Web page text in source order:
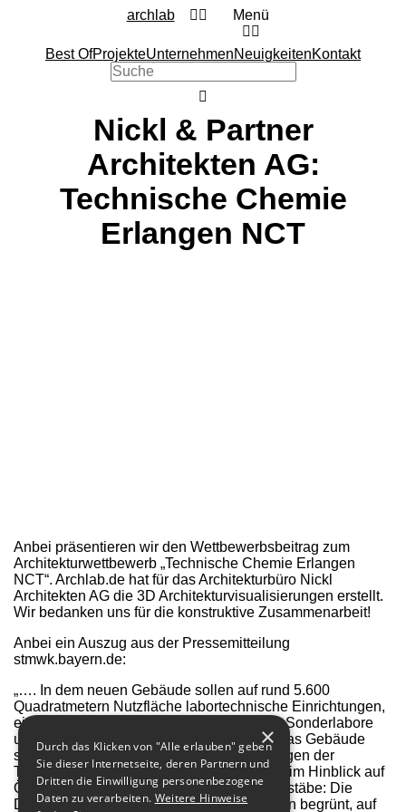
archlab Menü
Best OfProjekteUnternehmenNeuigkeitenKontakt
Nickl & Partner
Architekten AG:
Technische Chemie
Erlangen NCT
Anbei präsentieren wir den Wettbewerbsbeitrag zum
Architekturwettbewerb „Technische Chemie Erlangen
NCT“. Archlab.de hat für das Architekturbüro Nickl
Architekten AG die 3D Architekturvisualisierungen erstellt.
Wir bedanken uns für die konstruktive Zusammenarbeit!
Anbei ein Auszug aus der Pressemitteilung
stmwk.bayern.de:
„…. In dem neuen Gebäude sollen auf rund 5.600
Quadratmetern Nutzfläche labortechnische Einrichtungen,
ein spezielles Hochdrucklabor, zahlreiche Sonderlabore
und Werkstätten sowie Büros entstehen. Das Gebäude
spiegelt damit die spezifischen Anforderungen der
Technischen Chemie wider und setzt auch im Hinblick auf
Ökologie und Nachhaltigkeit bauliche Maßstäbe: Die
Dächer und Teile der Außenfassade werden begrünt, auf
×
Durch das Klicken von "Alle erlauben" geben
Sie dieser Internetseite, deren Partnern und
Dritten die Einwilligung personenbezogene
Daten zu verarbeiten. Weitere Hinweise